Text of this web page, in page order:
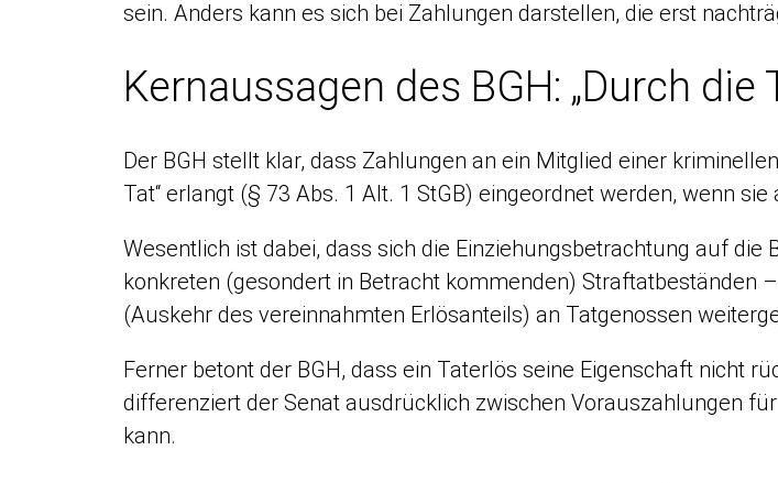
sein. Anders kann es sich bei Zahlungen darstellen, die erst
Kernaussagen des BGH: „Durch
Der BGH stellt klar, dass Zahlungen an ein Mitglied einer
Tat“ erlangt (§ 73 Abs. 1 Alt. 1 StGB) eingeordnet werden, wenn
Wesentlich ist dabei, dass sich die Einziehungsbetrachtung auf
konkreten (gesondert in Betracht kommenden) Straftatbeständen
(Auskehr des vereinnahmten Erlösanteils) an Tatgenossen
Ferner betont der BGH, dass ein Taterlös seine Eigenschaft nicht
differenziert der Senat ausdrücklich zwischen Vorauszahlungen
kann.